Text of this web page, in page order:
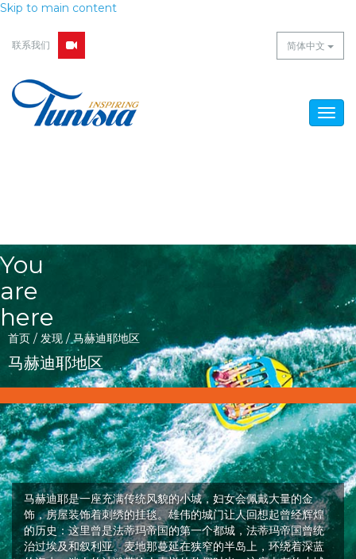
Skip to main content
简体中文
联系我们
You
are
here
首页 / 发现 / 马赫迪耶地区
马赫迪耶地区
马赫迪耶是一座充满传统风貌的小城，妇女会佩戴大量的金
饰，房屋装饰着刺绣的挂毯。雄伟的城门让人回想起曾经辉煌
的历史：这里曾是法蒂玛帝国的第一个都城，法蒂玛帝国曾统
治过埃及和叙利亚。麦地那蔓延在狭窄的半岛上，环绕着深蓝